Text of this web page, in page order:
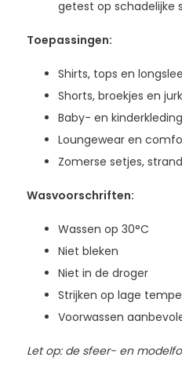
getest op schadelijke
Toepassingen:
Shirts, tops en
Shorts, broekjes en
Baby- en kinderkleding
Loungewear en
Zomerse setjes,
Wasvoorschriften:
Wassen op 30°C
Niet bleken
Niet in de droger
Strijken op lage
Voorwassen
Let op: de sfeer- en